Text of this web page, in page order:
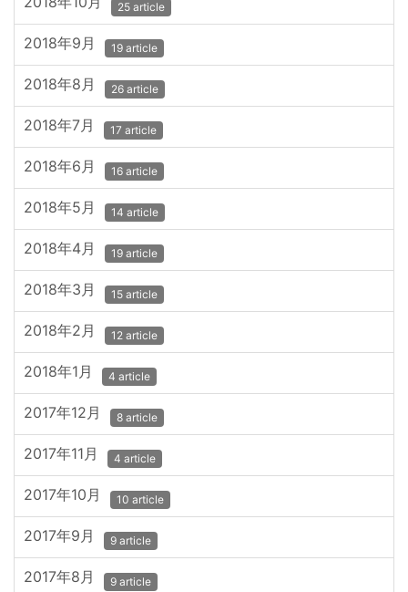
25 article
2018年9月 19 article
2018年8月 26 article
2018年7月 17 article
2018年6月 16 article
2018年5月 14 article
2018年4月 19 article
2018年3月 15 article
2018年2月 12 article
2018年1月 4 article
2017年12月 8 article
2017年11月 4 article
2017年10月 10 article
2017年9月 9 article
2017年8月 9 article